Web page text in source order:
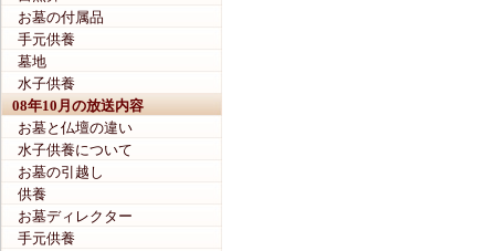
お墓の付属品
手元供養
墓地
水子供養
08年10月の放送内容
お墓と仏壇の違い
水子供養について
お墓の引越し
供養
お墓ディレクター
手元供養